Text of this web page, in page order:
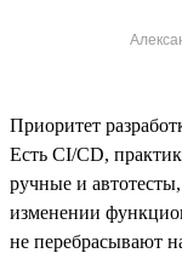
Приоритет
Есть CI/CD,
ручные и
изменении
не перебрасывают